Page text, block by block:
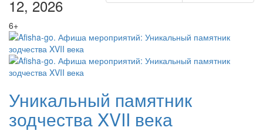
12, 2026
6+
Уникальный памятник
зодчества XVII века